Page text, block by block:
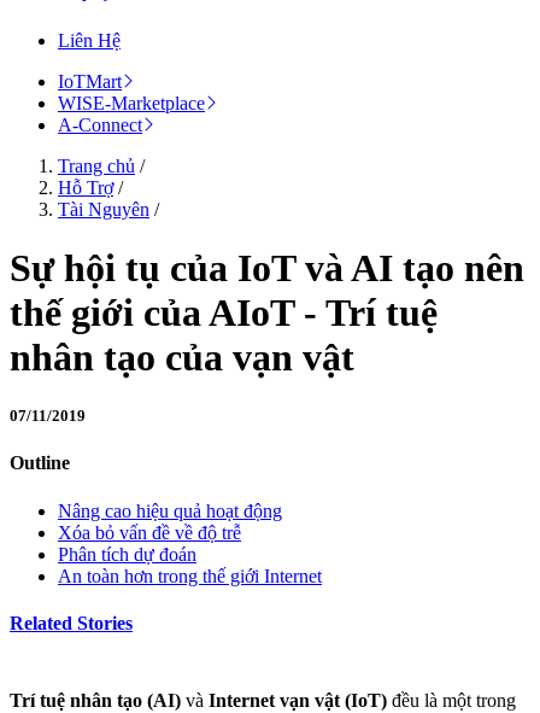
Liên Hệ
IoTMart
WISE-Marketplace
A-Connect
Trang chủ /
Hỗ Trợ/
Tài Nguyên /
Sự hội tụ của IoT và AI tạo nên
thế giới của AIoT - Trí tuệ
nhân tạo của vạn vật
07/11/2019
Outline
Nâng cao hiệu quả hoạt động
Xóa bỏ vấn đề về độ trễ
Phân tích dự đoán
An toàn hơn trong thế giới Internet
Related Stories
Trí tuệ nhân tạo (AI) và Internet vạn vật (IoT) đều là một trong